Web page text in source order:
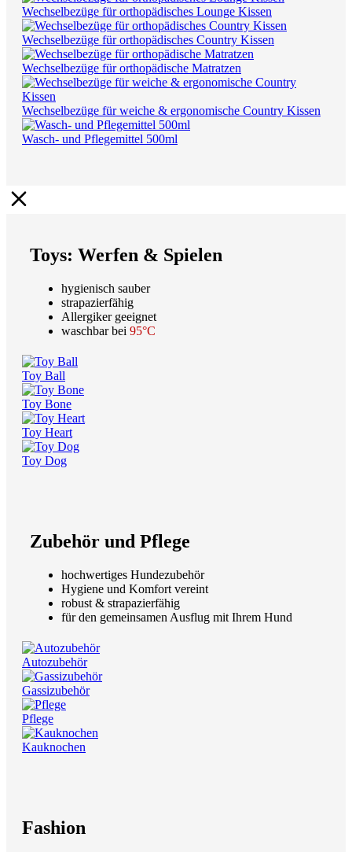
Wechselbezüge für orthopädisches Lounge Kissen
Wechselbezüge für orthopädisches Country Kissen
Wechselbezüge für orthopädische Matratzen
Wechselbezüge für weiche & ergonomische Country Kissen
Wasch- und Pflegemittel 500ml
Toys: Werfen & Spielen
hygienisch sauber
strapazierfähig
Allergiker geeignet
waschbar bei 95°C
Toy Ball
Toy Bone
Toy Heart
Toy Dog
Zubehör und Pflege
hochwertiges Hundezubehör
Hygiene und Komfort vereint
robust & strapazierfähig
für den gemeinsamen Ausflug mit Ihrem Hund
Autozubehör
Gassizubehör
Pflege
Kauknochen
Fashion